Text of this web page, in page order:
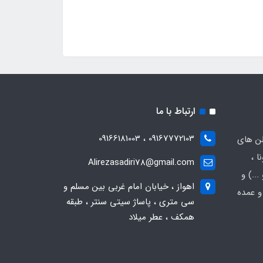
های
،
...) و
عمده
ارتباط با ما
09167772103 ، 09166181003
Alirezasadiri78@gmail.com
اهواز ، خیابان امام غربی بین مسلم و
سی متری ، پاساژ سیتی سنتر ، طبقه
همکف ، عطر میلاد